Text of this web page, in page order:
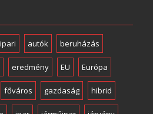
autók beruházás
eredmény EU Európa
főváros gazdaság hibrid